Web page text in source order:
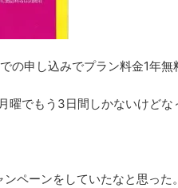
申し込みでプラン料金1年無
でもう3日間しかないけどな
ペーンをしていたなと思った。